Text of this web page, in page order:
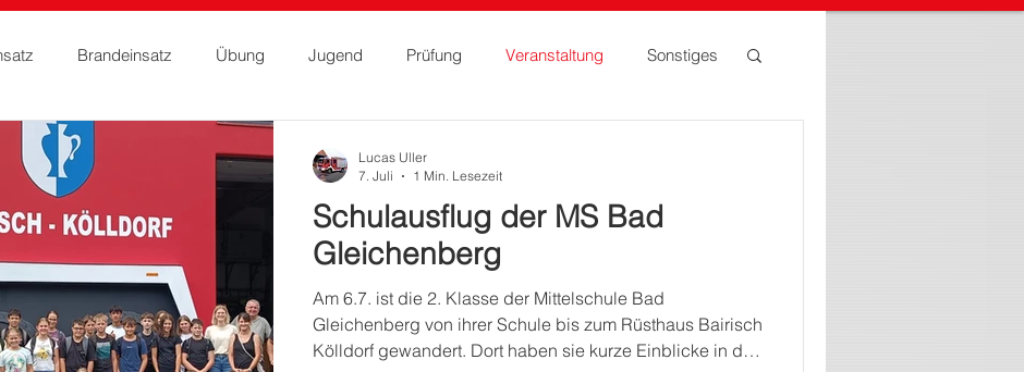
Brandeinsatz Übung Jugend Prüfung Veranstaltung Sonstiges
Schulausflug der MS Bad
Gleichenberg
Am 6.7. ist die 2. Klasse der Mittelschule Bad
Gleichenberg von ihrer Schule bis zum Rüsthaus Bairisch
Kölldorf gewandert. Dort haben sie kurze Einblicke in das
Lucas Uller
7. Juli
1 Min. Lesezeit